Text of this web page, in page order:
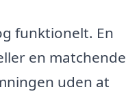
funktionelt. En
en matchende
uden at